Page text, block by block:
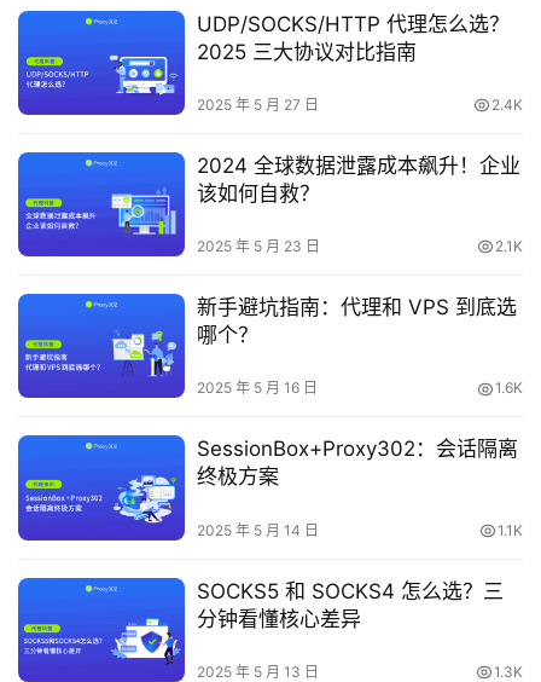
UDP/SOCKS/HTTP 代理怎么选？
2025 三大协议对比指南
2025 年 5 月 27 日 2.4K
2024 全球数据泄露成本飙升！企业
该如何自救？
2025 年 5 月 23 日 2.1K
新手避坑指南：代理和 VPS 到底选
哪个？
2025 年 5 月 16 日 1.6K
SessionBox+Proxy302：会话隔离
终极方案
2025 年 5 月 14 日 1.1K
SOCKS5 和 SOCKS4 怎么选？三
分钟看懂核心差异
2025 年 5 月 13 日 1.3K